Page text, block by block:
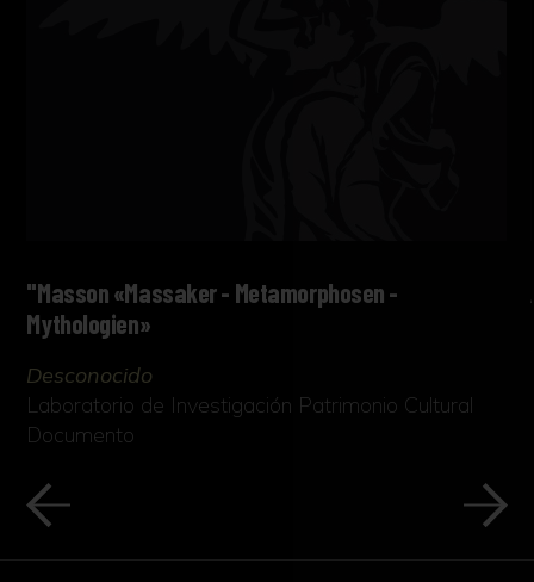
"Masson «Massaker - Metamorphosen -
Mythologien»
Desconocido
Laboratorio de Investigación Patrimonio Cultural
Documento